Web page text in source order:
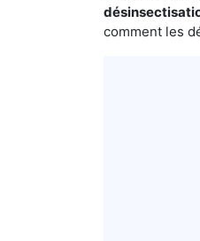
comment les